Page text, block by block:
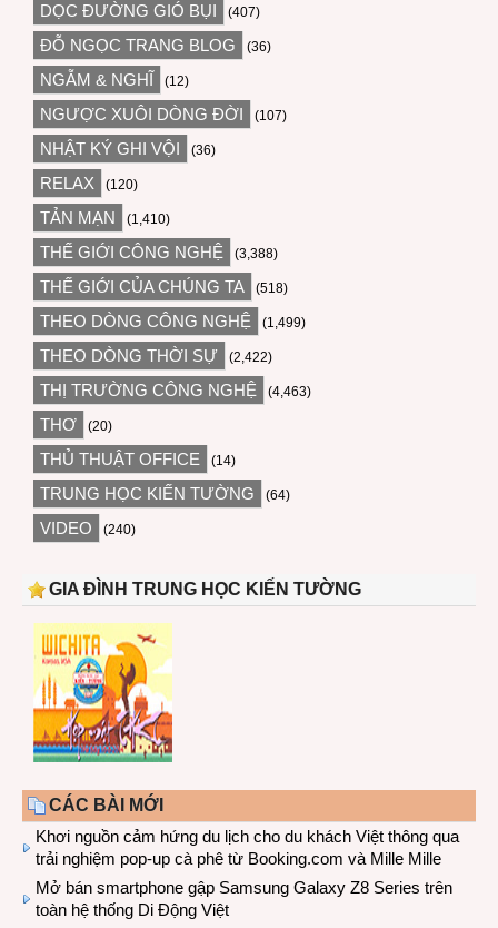
DỌC ĐƯỜNG GIÓ BỤI (407)
ĐỖ NGỌC TRANG BLOG (36)
NGẪM & NGHĨ (12)
NGƯỢC XUÔI DÒNG ĐỜI (107)
NHẬT KÝ GHI VỘI (36)
RELAX (120)
TẢN MẠN (1,410)
THẾ GIỚI CÔNG NGHỆ (3,388)
THẾ GIỚI CỦA CHÚNG TA (518)
THEO DÒNG CÔNG NGHỆ (1,499)
THEO DÒNG THỜI SỰ (2,422)
THỊ TRƯỜNG CÔNG NGHỆ (4,463)
THƠ (20)
THỦ THUẬT OFFICE (14)
TRUNG HỌC KIẾN TƯỜNG (64)
VIDEO (240)
GIA ĐÌNH TRUNG HỌC KIẾN TƯỜNG
CÁC BÀI MỚI
Khơi nguồn cảm hứng du lịch cho du khách Việt thông qua
trải nghiệm pop-up cà phê từ Booking.com và Mille Mille
Mở bán smartphone gập Samsung Galaxy Z8 Series trên
toàn hệ thống Di Động Việt